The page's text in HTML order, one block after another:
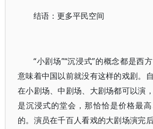
结语：更多平民空间
“小剧场”“沉浸式”的概念都是西
意味着中国以前就没有这样的戏剧。
在小剧场、中剧场、大剧场都可以演
是沉浸式的堂会，那恰恰是价格最
的。演员在千百人看戏的大剧场演完